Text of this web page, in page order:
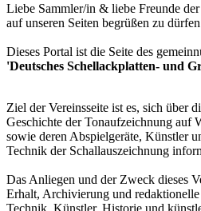
Liebe Sammler/in & liebe Freunde
auf unseren Seiten begrüßen zu
Dieses Portal ist die Seite des
'Deutsches Schellackplatten- und
Ziel der Vereinsseite ist es, sich über
Geschichte der Tonaufzeichnung auf
sowie deren Abspielgeräte, Künstler
Technik der Schallauszeichnung
Das Anliegen und der Zweck dieses
Erhalt, Archivierung und
Technik, Künstler, Historie und